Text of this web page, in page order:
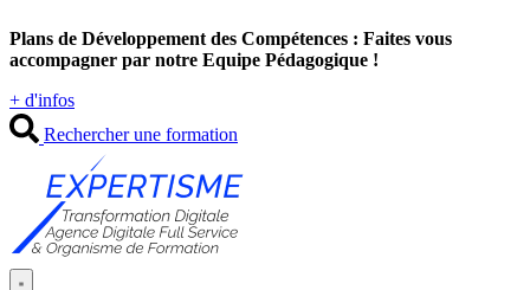
au
contenu
Plans de Développement des Compétences : Faites vous
accompagner par notre Equipe Pédagogique !
+ d'infos
Rechercher une formation